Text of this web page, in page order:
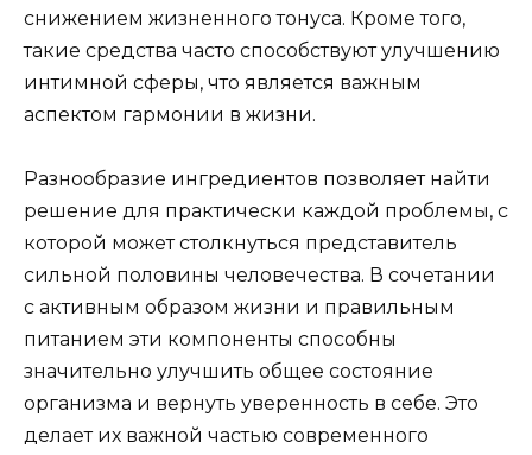
снижением жизненного тонуса. Кроме того,
такие средства часто способствуют улучшению
интимной сферы, что является важным
аспектом гармонии в жизни.
Разнообразие ингредиентов позволяет найти
решение для практически каждой проблемы, с
которой может столкнуться представитель
сильной половины человечества. В сочетании
с активным образом жизни и правильным
питанием эти компоненты способны
значительно улучшить общее состояние
организма и вернуть уверенность в себе. Это
делает их важной частью современного